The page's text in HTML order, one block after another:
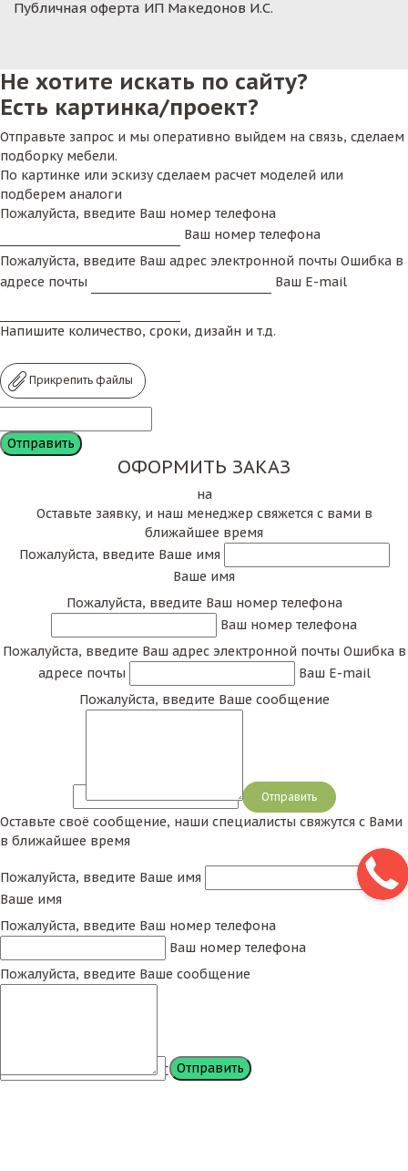
Публичная оферта ИП Македонов И.С.
Не хотите искать по сайту?
Есть картинка/проект?
Отправьте запрос и мы оперативно выйдем на связь, сделаем
подборку мебели.
По картинке или эскизу сделаем расчет моделей или
подберем аналоги
Пожалуйста, введите Ваш номер телефона
Ваш номер телефона
Пожалуйста, введите Ваш адрес электронной почты Ошибка в
адресе почты
Ваш E-mail
Напишите количество, сроки, дизайн и т.д.
Прикрепить файлы
ОФОРМИТЬ ЗАКАЗ
на
Оставьте заявку, и наш менеджер свяжется с вами в
ближайшее время
Пожалуйста, введите Ваше имя
Ваше имя
Пожалуйста, введите Ваш номер телефона
Ваш номер телефона
Пожалуйста, введите Ваш адрес электронной почты Ошибка в
адресе почты
Ваш E-mail
Пожалуйста, введите Ваше сообщение
Сообщение
Оставьте своё сообщение, наши специалисты свяжутся с Вами
в ближайшее время
Пожалуйста, введите Ваше имя
Ваше имя
Пожалуйста, введите Ваш номер телефона
Ваш номер телефона
Пожалуйста, введите Ваше сообщение
Сообщение